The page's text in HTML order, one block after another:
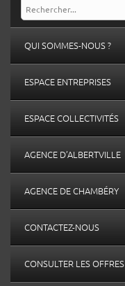
QUI SOMMES-NOUS ?
ESPACE ENTREPRISES
ESPACE COLLECTIVITÉS
AGENCE D’ALBERTVILLE
AGENCE DE CHAMBÉRY
CONTACTEZ-NOUS
CONSULTER LES OFFRES